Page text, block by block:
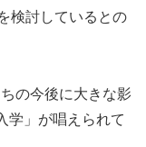
検討しているとの
の今後に大きな影
学」が唱えられて